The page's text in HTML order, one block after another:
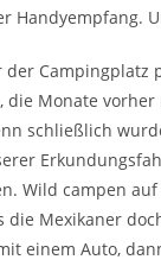
Handyempfang.
Campingplatz
die Monate
schließlich
Wild campen
die Mexikaner
einem Auto,